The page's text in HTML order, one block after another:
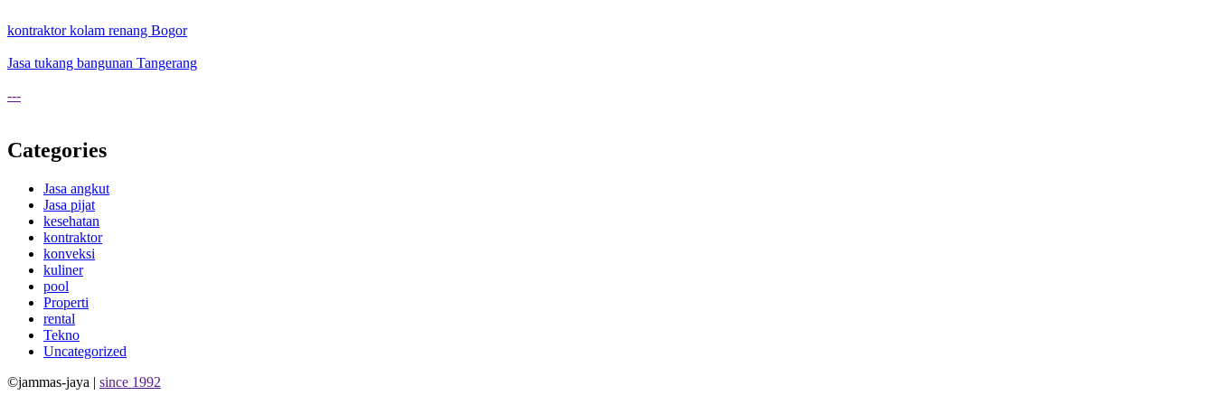
kontraktor kolam renang Bogor
Jasa tukang bangunan Tangerang
---
Categories
Jasa angkut
Jasa pijat
kesehatan
kontraktor
konveksi
kuliner
pool
Properti
rental
Tekno
Uncategorized
©jammas-jaya | since 1992